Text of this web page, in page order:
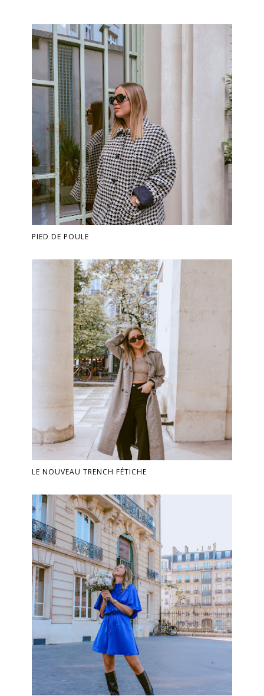
PIED DE POULE
LE NOUVEAU TRENCH FÉTICHE